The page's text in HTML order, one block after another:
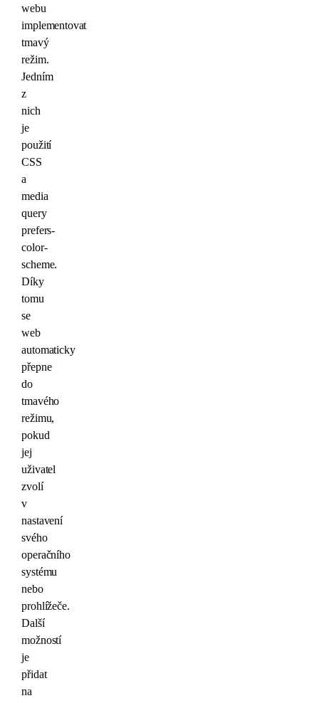
webu
implementovat
tmavý
režim.
Jedním
z
nich
je
použití
CSS
a
media
query
prefers-
color-
scheme.
Díky
tomu
se
web
automaticky
přepne
do
tmavého
režimu,
pokud
jej
uživatel
zvolí
v
nastavení
svého
operačního
systému
nebo
prohlížeče.
Další
možností
je
přidat
na